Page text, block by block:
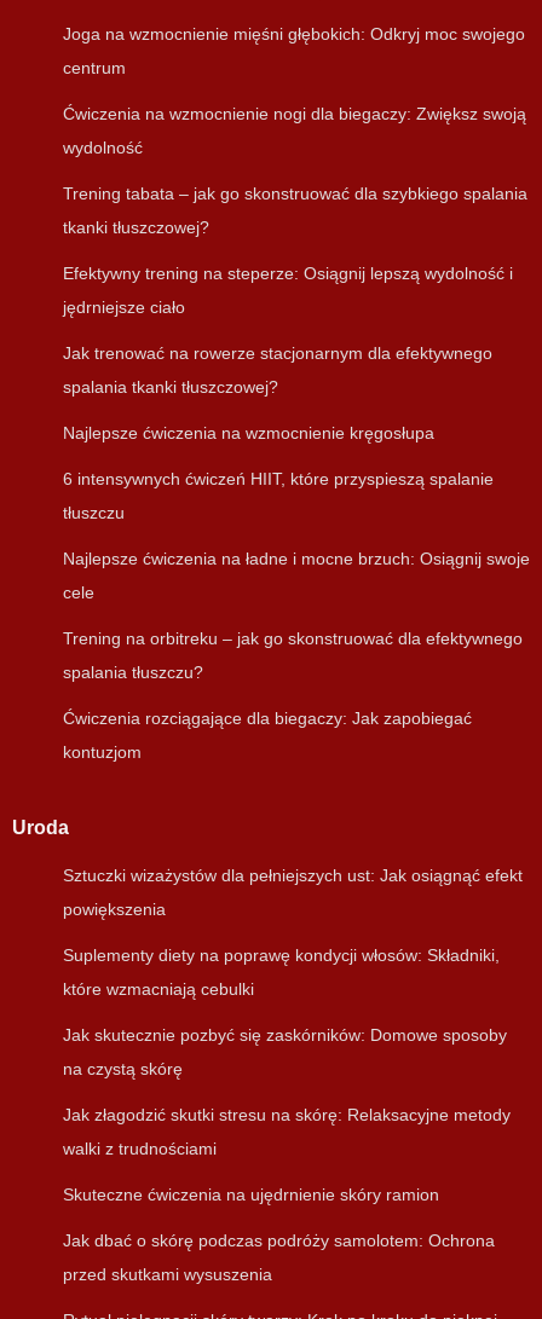
Joga na wzmocnienie mięśni głębokich: Odkryj moc swojego
centrum
Ćwiczenia na wzmocnienie nogi dla biegaczy: Zwiększ swoją
wydolność
Trening tabata – jak go skonstruować dla szybkiego spalania
tkanki tłuszczowej?
Efektywny trening na steperze: Osiągnij lepszą wydolność i
jędrniejsze ciało
Jak trenować na rowerze stacjonarnym dla efektywnego
spalania tkanki tłuszczowej?
Najlepsze ćwiczenia na wzmocnienie kręgosłupa
6 intensywnych ćwiczeń HIIT, które przyspieszą spalanie
tłuszczu
Najlepsze ćwiczenia na ładne i mocne brzuch: Osiągnij swoje
cele
Trening na orbitreku – jak go skonstruować dla efektywnego
spalania tłuszczu?
Ćwiczenia rozciągające dla biegaczy: Jak zapobiegać
kontuzjom
Uroda
Sztuczki wizażystów dla pełniejszych ust: Jak osiągnąć efekt
powiększenia
Suplementy diety na poprawę kondycji włosów: Składniki,
które wzmacniają cebulki
Jak skutecznie pozbyć się zaskórników: Domowe sposoby
na czystą skórę
Jak złagodzić skutki stresu na skórę: Relaksacyjne metody
walki z trudnościami
Skuteczne ćwiczenia na ujędrnienie skóry ramion
Jak dbać o skórę podczas podróży samolotem: Ochrona
przed skutkami wysuszenia